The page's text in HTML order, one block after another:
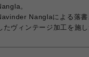
。
Nanglaによる落書
たヴィンテージ加工を施し